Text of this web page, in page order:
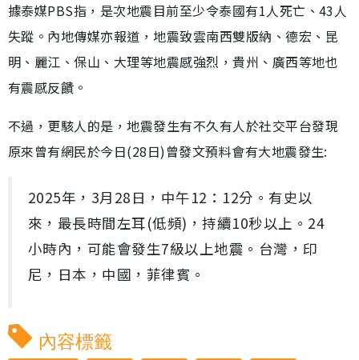
據泰媒PBS指，是次地震目前至少令泰國有1人死亡、43人
失蹤。內地傳媒亦報道，地震致雲南西雙版納、德宏、昆
明、麗江、保山、大理等地震感強烈，貴州、廣西等地也
有震感反饋。
不過，更駭人的是，地震發生有不久有人於社交平台發現
原來曾有網民於今日(28日)曾發文預料會有大地震發生:
2025年，3月28日，中午12：12分。有史以
來，最長時間左耳(低頻)，持續10秒以上。24
小時內，可能會發生7級以上地震。台灣，印
尼，日本，中國，菲律賓。
內容標籤